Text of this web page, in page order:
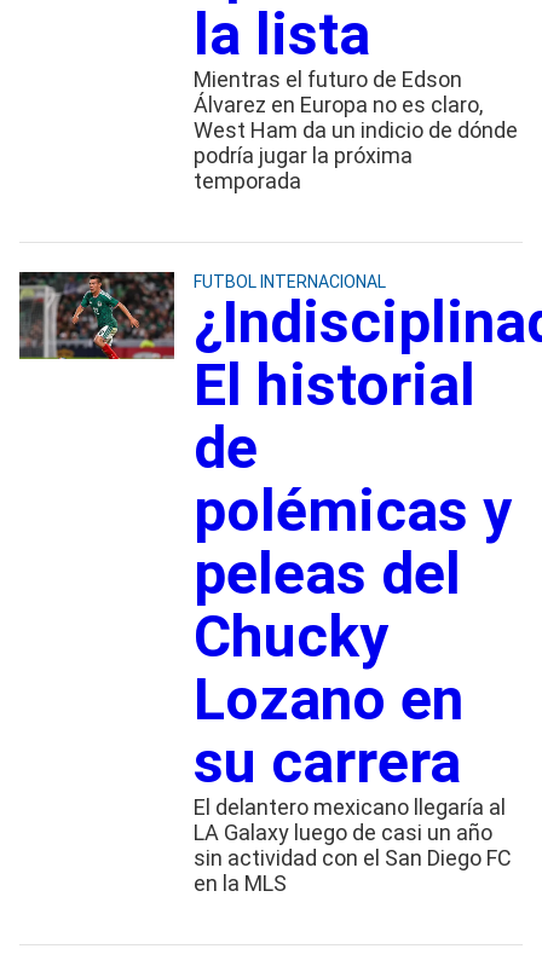
la lista
Mientras el futuro de Edson
Álvarez en Europa no es claro,
West Ham da un indicio de dónde
podría jugar la próxima
temporada
FUTBOL INTERNACIONAL
El historial
de
polémicas y
peleas del
Chucky
Lozano en
su carrera
El delantero mexicano llegaría al
LA Galaxy luego de casi un año
sin actividad con el San Diego FC
en la MLS